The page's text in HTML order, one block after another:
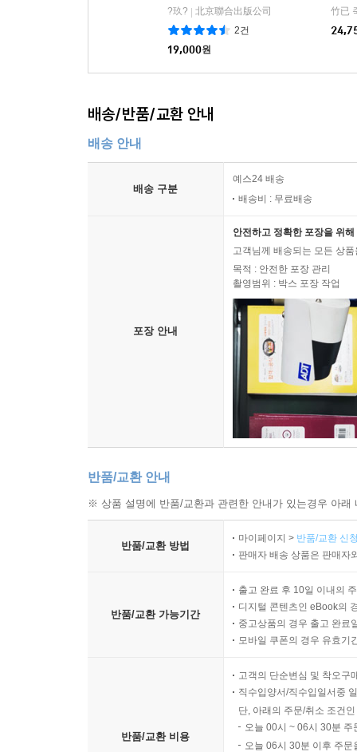
?玖?
北京聯合出版公司
2건
19,000원
哄》
竹已
배송/반품/교환 안내
배송 안내
배송 구분
예스24 배송
배송비 : 무료배송
포장 안내
안전하고 정확한 포장을 위
고객님께 배송되는 모든 상
목적 : 안전한 포장 관리
촬영범위 : 박스 포장 작업
반품/교환 안내
※ 상품 설명에 반품/교환과 관련한 안내가 있는경우 아
반품/교환 방법
마이페이지 > 반품/교환 신
판매자 배송 상품은 판매자
반품/교환 가능기간
출고 완료 후 10일 이내의
디지털 콘텐츠인 eBook의
중고상품의 경우 출고 완료
모바일 쿠폰의 경우 유효기
반품/교환 비용
고객의 단순변심 및 착오구
직수입양서/직수입일서중
단, 아래의 주문/취소 조건
오늘 00시 ~ 06시 30분
오늘 06시 30분 이후 주